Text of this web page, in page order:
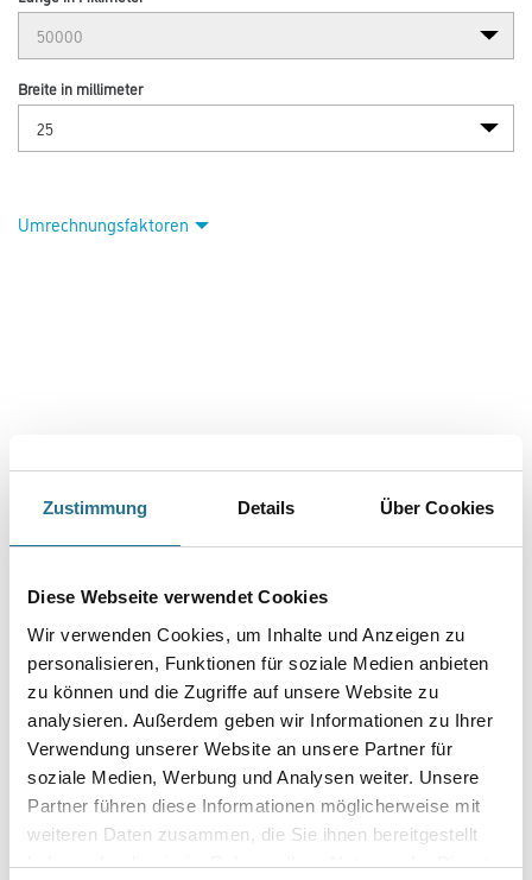
Zustimmung Details Über Cookies
Diese Webseite verwendet Cookies
Wir verwenden Cookies, um Inhalte und Anzeigen zu
personalisieren, Funktionen für soziale Medien anbieten
zu können und die Zugriffe auf unsere Website zu
analysieren. Außerdem geben wir Informationen zu Ihrer
Verwendung unserer Website an unsere Partner für
soziale Medien, Werbung und Analysen weiter. Unsere
Partner führen diese Informationen möglicherweise mit
weiteren Daten zusammen, die Sie ihnen bereitgestellt
haben oder die sie im Rahmen Ihrer Nutzung der Dienste
Breite in millimeter
Umrechnungsfaktoren
Produkteigenschaft
- Trägermaterial: Glatter Papierträger
- Reißkraft: 35
- Dicke: 110
- Klebmasse: Acrylat
ZUSATZINFOS
GEFAHRENHINWEISE